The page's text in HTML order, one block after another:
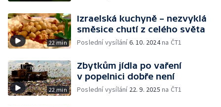
22 min
Izraelská kuchyně – nezvyklá
směsice chutí z celého světa
Poslední vysílání6. 10. 2024na ČT1
22 min
Zbytkům jídla po vaření
v popelnici dobře není
Poslední vysílání 22. 9. 2025 na ČT1